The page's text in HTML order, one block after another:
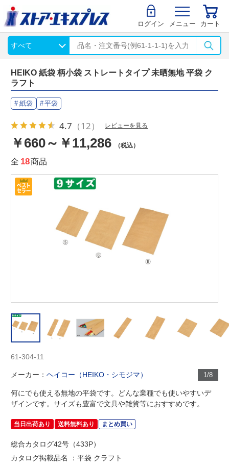
ログイン メニュー カート
HEIKO 紙袋 柄小袋 ストレートタイプ 未晒無地 平袋 ク
ラフト
紙袋 平袋
4.7 （12） レビューを見る
￥660～￥11,286 （税込）
全 18商品
1/8
61-304-11
メーカー：ヘイコー（HEIKO・シモジマ）
何にでも使える無地の平袋です。どんな業種でも使いやすいデ
ザインです。サイズも豊富で文具や雑貨等におすすめです。
当日出荷あり 送料無料あり まとめ買い
総合カタログ42号（433P）
カタログ掲載品名 ：平袋 クラフト